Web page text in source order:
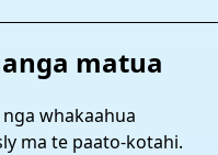
matua
whakaahua
ma te paato-kotahi.